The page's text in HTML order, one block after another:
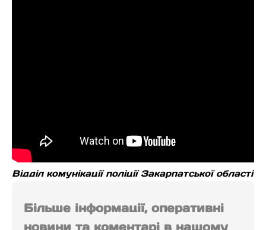
Відділ комунікації поліції Закарпатської області
Більше інформації, оперативні